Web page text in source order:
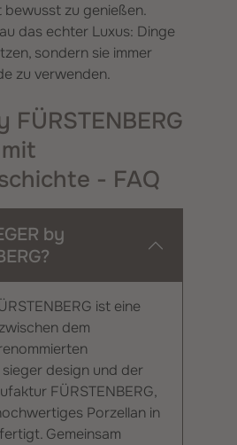
bewusst zu genießen.
das echter Luxus: Dinge
sondern sie immer
zu verwenden.
FÜRSTENBERG
- FAQ
by
ist eine
dem
design und der
FÜRSTENBERG,
Porzellan in
Gemeinsam